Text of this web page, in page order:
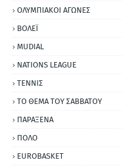
ΟΛΥΜΠΙΑΚΟΙ ΑΓΩΝΕΣ
ΒΟΛΕΪ
MUDIAL
NATIONS LEAGUE
ΤΕΝΝΙΣ
ΤΟ ΘΕΜΑ ΤΟΥ ΣΑΒΒΑΤΟΥ
ΠΑΡΑΞΕΝΑ
ΠΟΛΟ
EUROBASKET